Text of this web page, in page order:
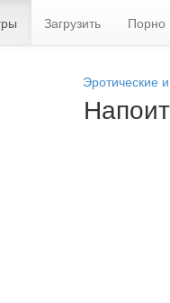
Загрузить Порно
Эротические